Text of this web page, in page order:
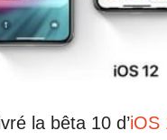
la bêta 10 d’iOS